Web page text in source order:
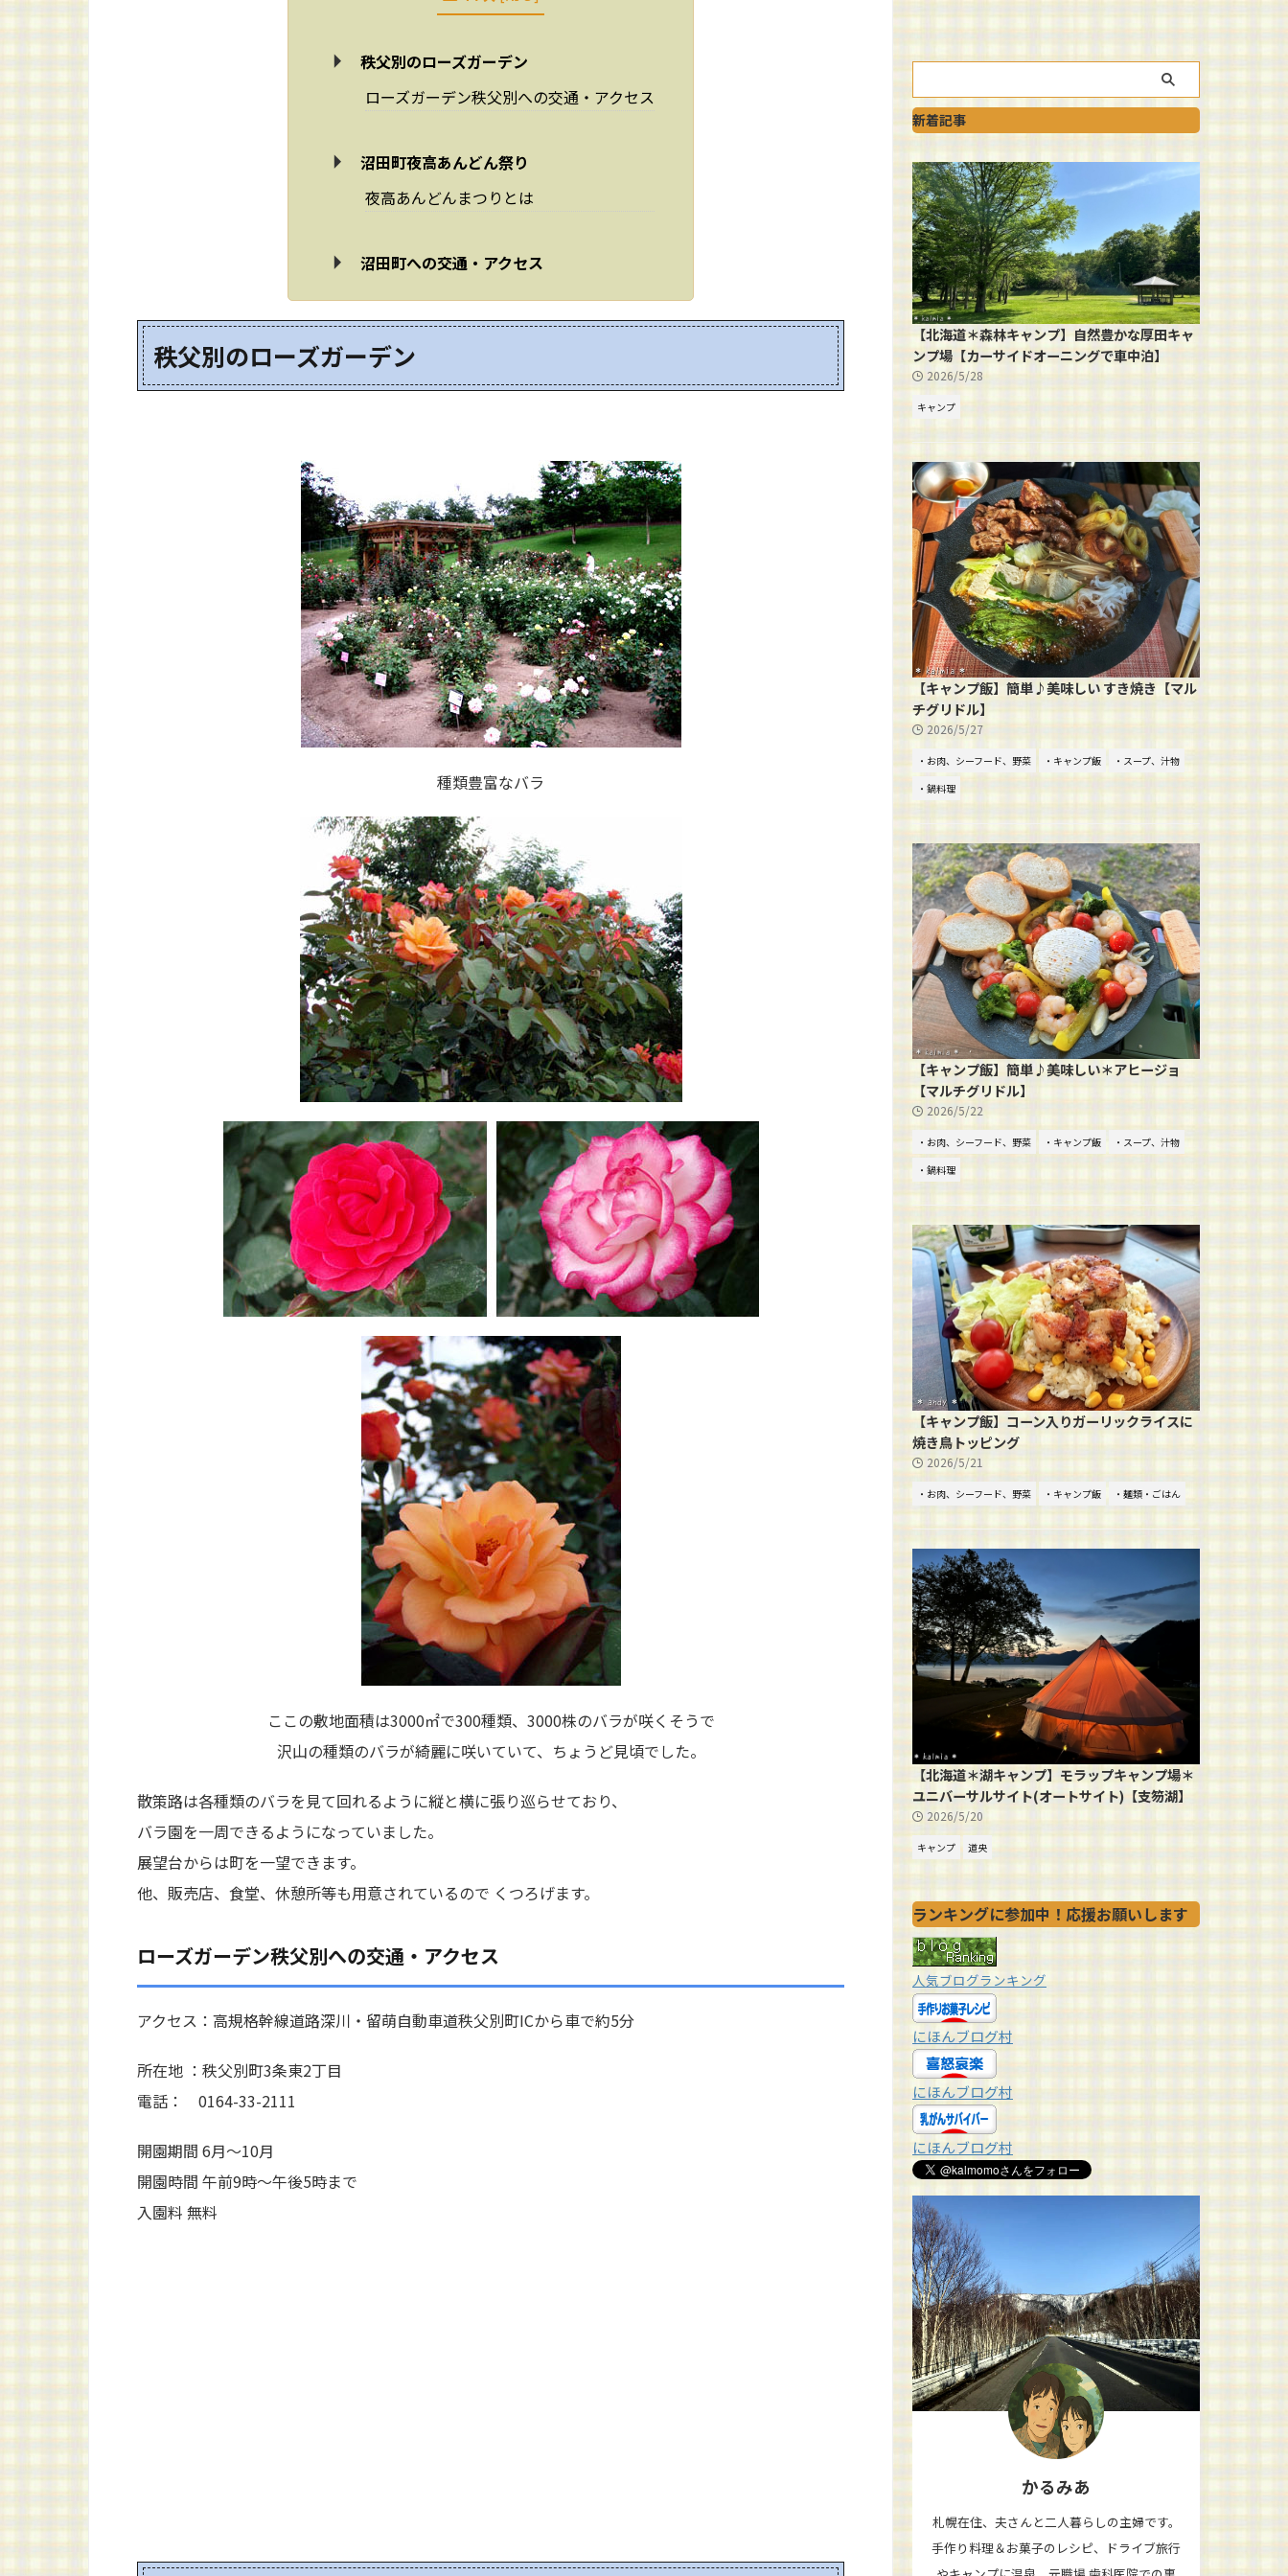
秩父別のローズガーデン
ローズガーデン秩父別への交通・アクセス
沼田町夜高あんどん祭り
夜高あんどんまつりとは
沼田町への交通・アクセス
秩父別のローズガーデン
種類豊富なバラ
ここの敷地面積は3000㎡で300種類、3000株のバラが咲くそうで
沢山の種類のバラが綺麗に咲いていて、ちょうど見頃でした。
散策路は各種類のバラを見て回れるように縦と横に張り巡らせており、
バラ園を一周できるようになっていました。
展望台からは町を一望できます。
他、販売店、食堂、休憩所等も用意されているので くつろげます。
ローズガーデン秩父別への交通・アクセス
アクセス：高規格幹線道路深川・留萌自動車道秩父別町ICから車で約5分
所在地 ：秩父別町3条東2丁目
電話： 0164-33-2111
開園期間 6月～10月
開園時間 午前9時～午後5時まで
入園料 無料
新着記事
【北海道＊森林キャンプ】自然豊かな厚田キャ
ンプ場【カーサイドオーニングで車中泊】
2026/5/28
キャンプ
【キャンプ飯】簡単♪美味しい すき焼き【マル
チグリドル】
2026/5/27
・お肉、シーフード、野菜 ・キャンプ飯
・スープ、汁物
・鍋料理
【キャンプ飯】簡単♪美味しい＊アヒージョ
【マルチグリドル】
2026/5/22
・お肉、シーフード、野菜 ・キャンプ飯
・スープ、汁物
・鍋料理
【キャンプ飯】コーン入りガーリックライスに
焼き鳥トッピング
2026/5/21
・お肉、シーフード、野菜 ・キャンプ飯 ・麺類・ごはん
【北海道＊湖キャンプ】モラップキャンプ場＊
ユニバーサルサイト(オートサイト)【支笏湖】
2026/5/20
キャンプ 道央
ランキングに参加中！応援お願いします
人気ブログランキング
にほんブログ村
にほんブログ村
にほんブログ村
かるみあ
札幌在住、夫さんと二人暮らしの主婦です。
手作り料理＆お菓子のレシピ、ドライブ旅行